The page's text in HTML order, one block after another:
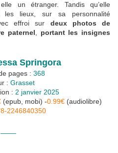
un étranger. Tandis qu’elle
les lieux, sur sa personnalité
effroi sur deux photos de
paternel
portant les insignes
Springora
pages : 368
: Grasset
: 2 janvier 2025
(epub, mobi) -0.99€ (audiolibre)
2246840350